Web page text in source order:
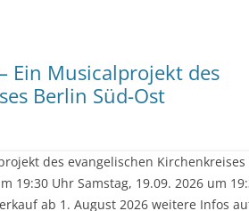
– Ein Musicalprojekt des
Berlin Süd-Ost